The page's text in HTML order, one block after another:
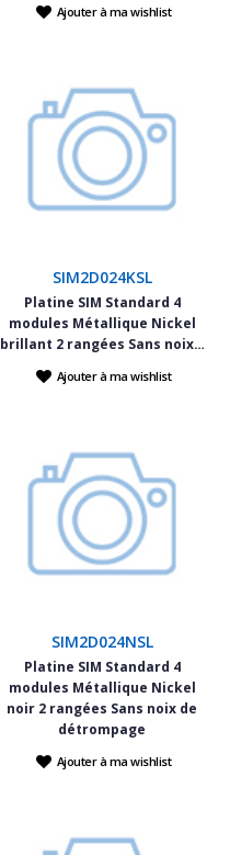
Ajouter à ma wishlist
SIM2D024KSL
Platine SIM Standard 4
modules Métallique Nickel
brillant 2 rangées Sans noix…
Ajouter à ma wishlist
SIM2D024NSL
Platine SIM Standard 4
modules Métallique Nickel
noir 2 rangées Sans noix de
détrompage
Ajouter à ma wishlist